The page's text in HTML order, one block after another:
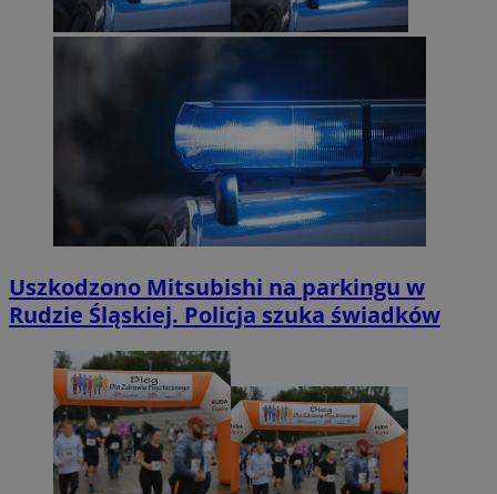
Uszkodzono Mitsubishi na parkingu w
Rudzie Śląskiej. Policja szuka świadków